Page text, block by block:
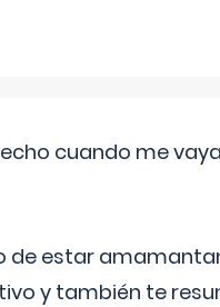
cuando me
de estar
y también te